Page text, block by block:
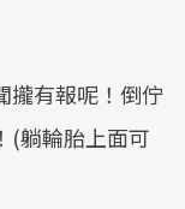
攏有報呢！倒佇
(躺輪胎上面可